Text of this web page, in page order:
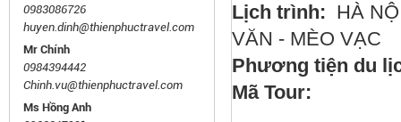
0983086726
huyen.dinh@thienphuctravel.com
Mr Chính
0984394442
Chinh.vu@thienphuctravel.com
Ms Hồng Anh
Lịch trình: HÀ
VĂN - MÈO VẠC
Phương tiện du
Mã Tour: